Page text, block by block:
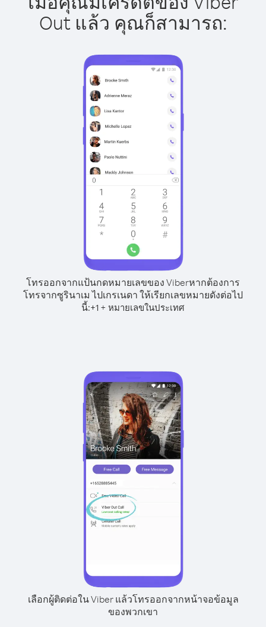
Out แล้ว คุณก็สามารถ:
โทรออกจากแป้นกดหมายเลขของ Viberหากต้องการ
โทรจากซูรินาเม ไปเกรเนดา ให้เรียกเลขหมายดังต่อไป
นี้:+1 + หมายเลขในประเทศ
เลือกผู้ติดต่อใน Viber แล้วโทรออกจากหน้าจอข้อมูล
ของพวกเขา